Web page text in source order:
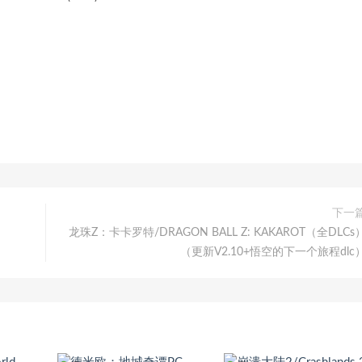
下一
龙珠Z：卡卡罗特/DRAGON BALL Z: KAKAROT（全DLCs
（更新V2.10+悟空的下一个旅程dlc